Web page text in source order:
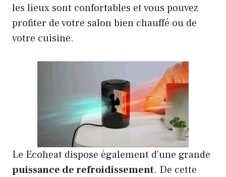
les lieux sont confortables et vous pouvez
profiter de votre salon bien chauffé ou de
votre cuisine.
Le Ecoheat dispose également d’une grande
puissance de refroidissement. De cette